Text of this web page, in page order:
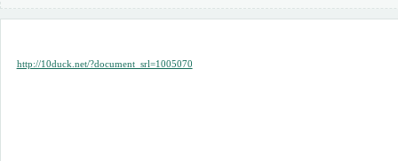
http://10duck.net/?document_srl=1005070